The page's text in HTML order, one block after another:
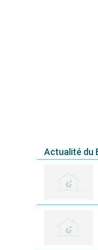
Actualité du